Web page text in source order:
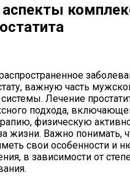
важную часть
Лечение
подхода,
физическую
жизни. Важно понимать,
свои особенности и
в зависимости от